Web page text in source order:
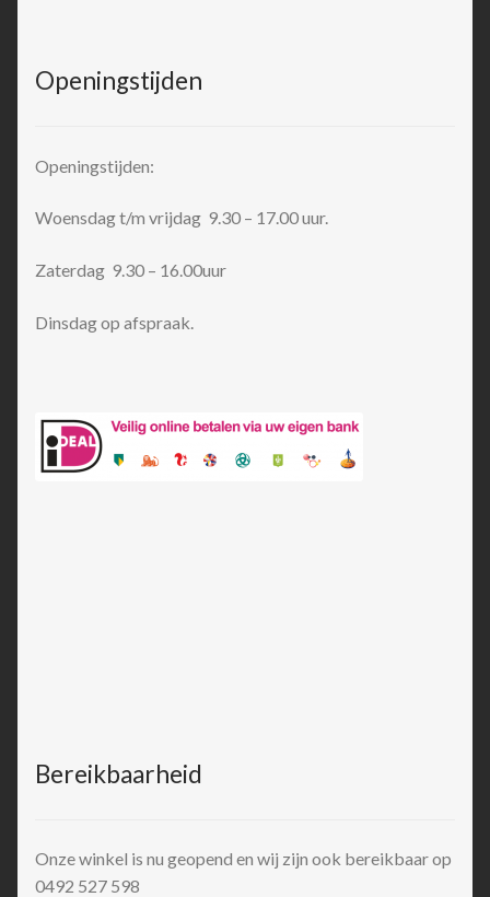
Openingstijden
Openingstijden:
Woensdag t/m vrijdag 9.30 – 17.00 uur.
Zaterdag 9.30 – 16.00uur
Dinsdag op afspraak.
Bereikbaarheid
Onze winkel is nu geopend en wij zijn ook bereikbaar op
0492 527 598